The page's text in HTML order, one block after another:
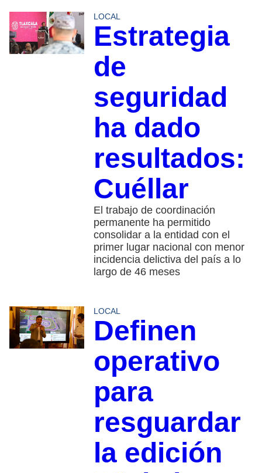
LOCAL
Estrategia
de
seguridad
ha dado
resultados:
Cuéllar
El trabajo de coordinación
permanente ha permitido
consolidar a la entidad con el
primer lugar nacional con menor
incidencia delictiva del país a lo
largo de 46 meses
LOCAL
Definen
operativo
para
resguardar
la edición